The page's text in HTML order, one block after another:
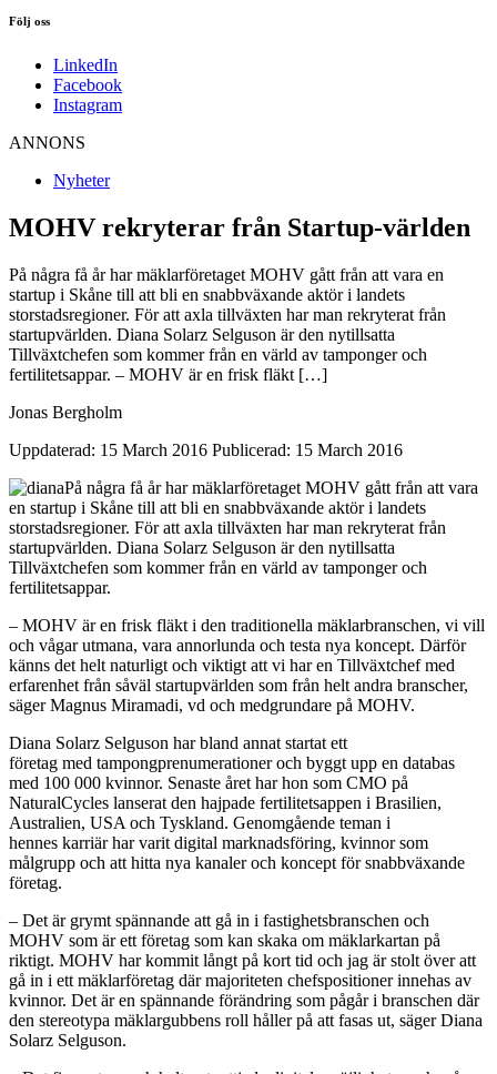
Följ oss
LinkedIn
Facebook
Instagram
ANNONS
Nyheter
MOHV rekryterar från Startup-världen
På några få år har mäklarföretaget MOHV gått från att vara en
startup i Skåne till att bli en snabbväxande aktör i landets
storstadsregioner. För att axla tillväxten har man rekryterat från
startupvärlden. Diana Solarz Selguson är den nytillsatta
Tillväxtchefen som kommer från en värld av tamponger och
fertilitetsappar. – MOHV är en frisk fläkt […]
Jonas Bergholm
Uppdaterad: 15 March 2016 Publicerad: 15 March 2016
På några få år har mäklarföretaget MOHV gått från att vara
en startup i Skåne till att bli en snabbväxande aktör i landets
storstadsregioner. För att axla tillväxten har man rekryterat från
startupvärlden. Diana Solarz Selguson är den nytillsatta
Tillväxtchefen som kommer från en värld av tamponger och
fertilitetsappar.
– MOHV är en frisk fläkt i den traditionella mäklarbranschen, vi vill
och vågar utmana, vara annorlunda och testa nya koncept. Därför
känns det helt naturligt och viktigt att vi har en Tillväxtchef med
erfarenhet från såväl startupvärlden som från helt andra branscher,
säger Magnus Miramadi, vd och medgrundare på MOHV.
Diana Solarz Selguson har bland annat startat ett
företag med tampongprenumerationer och byggt upp en databas
med 100 000 kvinnor. Senaste året har hon som CMO på
NaturalCycles lanserat den hajpade fertilitetsappen i Brasilien,
Australien, USA och Tyskland. Genomgående teman i
hennes karriär har varit digital marknadsföring, kvinnor som
målgrupp och att hitta nya kanaler och koncept för snabbväxande
företag.
– Det är grymt spännande att gå in i fastighetsbranschen och
MOHV som är ett företag som kan skaka om mäklarkartan på
riktigt. MOHV har kommit långt på kort tid och jag är stolt över att
gå in i ett mäklarföretag där majoriteten chefspositioner innehas av
kvinnor. Det är en spännande förändring som pågår i branschen där
den stereotypa mäklargubbens roll håller på att fasas ut, säger Diana
Solarz Selguson.